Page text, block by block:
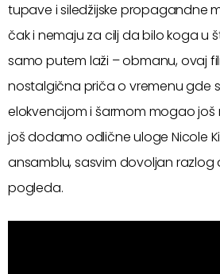
tupave i siledžijske propagandne
čak i nemaju za cilj da bilo koga u
samo putem laži – obmanu, ovaj
nostalgična priča o vremenu gde
elokvencijom i šarmom mogao još
još dodamo odlične uloge Nicole
ansamblu, sasvim dovoljan razlog
pogleda.